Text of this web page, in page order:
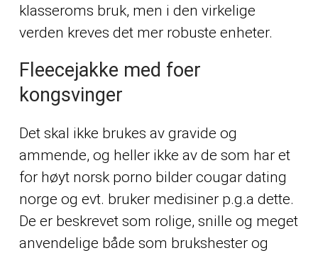
klasseroms bruk, men i den virkelige
verden kreves det mer robuste enheter.
Fleecejakke med foer
kongsvinger
Det skal ikke brukes av gravide og
ammende, og heller ikke av de som har et
for høyt norsk porno bilder cougar dating
norge og evt. bruker medisiner p.g.a dette.
De er beskrevet som rolige, snille og meget
anvendelige både som brukshester og